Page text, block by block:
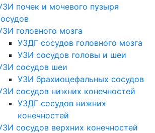
почек и мочевого пузыря
головного мозга
УЗДГ сосудов головного мозга
УЗИ сосудов головы и шеи
сосудов шеи
УЗИ брахиоцефальных сосудов
сосудов нижних конечностей
УЗДГ сосудов нижних
конечностей
сосудов верхних конечностей